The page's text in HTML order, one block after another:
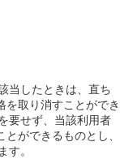
当したときは、直ち
を取り消すことができ
要せず、当該利用者
ができるものとし、
す。